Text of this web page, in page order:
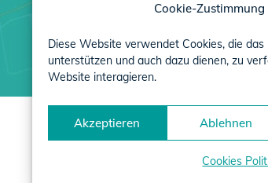
Cookie-
Diese Website verwendet Cookies, die
unterstützen und auch dazu dienen, zu
Website interagieren.
Akzeptieren Ablehnen
Cookies